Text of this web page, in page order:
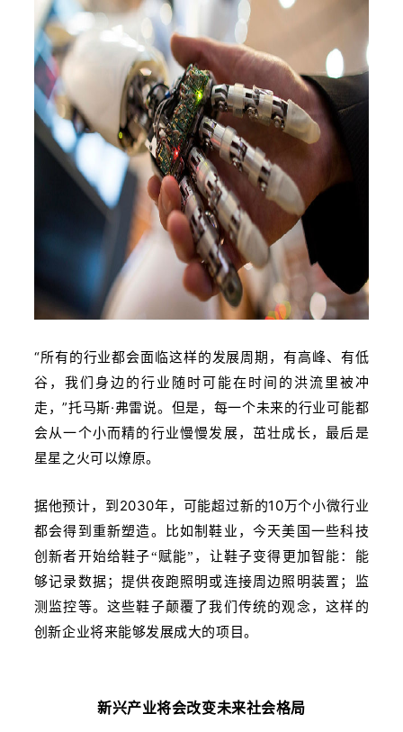
“所有的行业都会面临这样的发展周期，有高峰、有低
谷，我们身边的行业随时可能在时间的洪流里被冲
走，”托马斯·弗雷说。但是，每一个未来的行业可能都
会从一个小而精的行业慢慢发展，茁壮成长，最后是
星星之火可以燎原。
据他预计，到2030年，可能超过新的10万个小微行业
都会得到重新塑造。比如制鞋业，今天美国一些科技
创新者开始给鞋子“赋能”，让鞋子变得更加智能：能
够记录数据；提供夜跑照明或连接周边照明装置；监
测监控等。这些鞋子颠覆了我们传统的观念，这样的
创新企业将来能够发展成大的项目。
新兴产业将会改变未来社会格局